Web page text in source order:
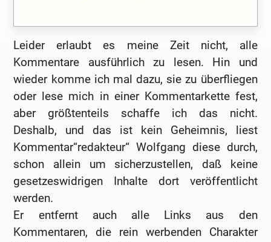
Leider erlaubt es meine Zeit nicht, alle
Kommentare ausführlich zu lesen. Hin und
wieder komme ich mal dazu, sie zu überfliegen
oder lese mich in einer Kommentarkette fest,
aber größtenteils schaffe ich das nicht.
Deshalb, und das ist kein Geheimnis, liest
Kommentar“redakteur“ Wolfgang diese durch,
schon allein um sicherzustellen, daß keine
gesetzeswidrigen Inhalte dort veröffentlicht
werden.
Er entfernt auch alle Links aus den
Kommentaren, die rein werbenden Charakter